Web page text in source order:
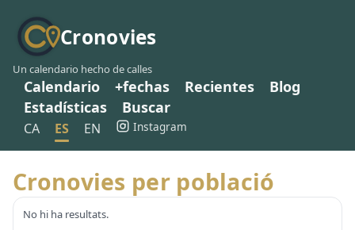
Cronovies
Un calendario hecho de calles
Calendario +fechas Recientes
Blog
Estadísticas
Buscar
CA ES EN Instagram
Cronovies per població
No hi ha resultats.